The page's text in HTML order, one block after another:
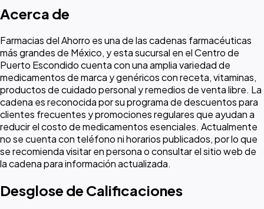
Acerca de
Farmacias del Ahorro es una de las cadenas farmacéuticas
más grandes de México, y esta sucursal en el Centro de
Puerto Escondido cuenta con una amplia variedad de
medicamentos de marca y genéricos con receta, vitaminas,
productos de cuidado personal y remedios de venta libre. La
cadena es reconocida por su programa de descuentos para
clientes frecuentes y promociones regulares que ayudan a
reducir el costo de medicamentos esenciales. Actualmente
no se cuenta con teléfono ni horarios publicados, por lo que
se recomienda visitar en persona o consultar el sitio web de
la cadena para información actualizada.
Desglose de Calificaciones